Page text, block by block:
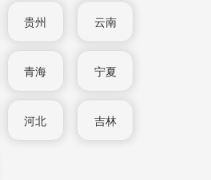
贵州 云南
青海 宁夏
河北 吉林